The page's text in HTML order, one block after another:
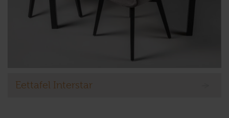
Eettafel Interstar